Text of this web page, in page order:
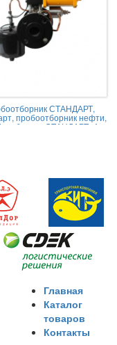
СТАНДАРТ,
пробоотборник нефти,
СТАНДАРТ -А
Главная
Каталог
товаров
Контакты